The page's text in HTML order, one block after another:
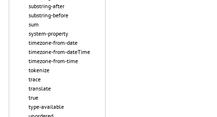
substring-after
substring-before
sum
system-property
timezone-from-date
timezone-from-dateTime
timezone-from-time
tokenize
trace
translate
true
type-available